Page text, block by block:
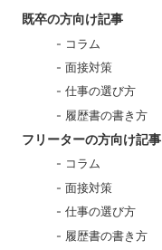
既卒の方向け記事
コラム
面接対策
仕事の選び方
履歴書の書き方
フリーターの方向け記事
コラム
面接対策
仕事の選び方
履歴書の書き方